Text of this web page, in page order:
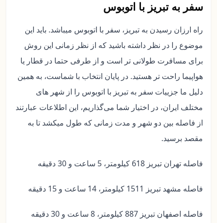
سفر به تبریز با اتوبوس
راه ارزان رسیدن به تبریز، سفر با اتوبوس میباشد. باید این
موضوع را در نظر داشته باشید که از نظر زمانی این روش
برای مسافرت طولانی تر است و از طرفی حتما در قطار یا
هواپیما راحت تر هستید. در پایان انتخاب با شماست، به همین
دلیل ما جزییات سفر به تبریز با اتوبوس را از شهر های
مختلف ایران، در اختیار شما می‌گذاریم، این اطلاعات عبارتند
از فاصله بین دو شهر و مدت زمانی که طول میکشد تا به
مقصد برسید.
فاصله تهران تبریز 618 کیلومتر، 5 ساعت و 30 دقیقه
فاصله مشهد تبریز 1511 کیلومتر، 14 ساعت و 15 دقیقه
فاصله اصفهان تبریز 887 کیلومتر، 8 ساعت و 30 دقیقه